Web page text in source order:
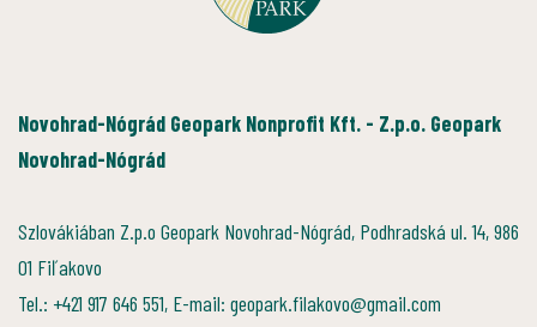
Novohrad-Nógrád Geopark Nonprofit Kft. - Z.p.o. Geopark
Novohrad-Nógrád
Szlovákiában Z.p.o Geopark Novohrad-Nógrád, Podhradská ul. 14, 986
01 Fiľakovo
Tel.: +421 917 646 551, E-mail: geopark.filakovo@gmail.com